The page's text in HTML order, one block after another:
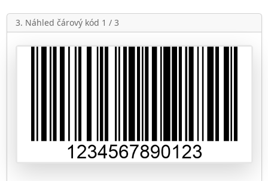
3. Náhled čárový kód 1 / 3